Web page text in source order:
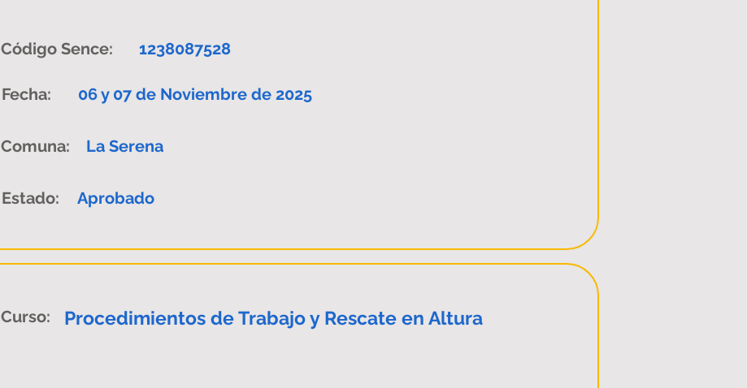
Código Sence: 1238087528
Fecha: 06 y 07 de Noviembre de 2025
Comuna: La Serena
Estado: Aprobado
Curso: Procedimientos de Trabajo y Rescate en Altura